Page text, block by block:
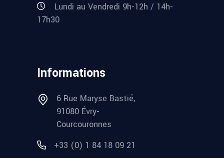
Lundi au Vendredi 9h-12h / 14h-
17h30
Informations
6 Rue Maryse Bastié,
91080 Évry-
Courcouronnes
+33 (0) 1 84 18 09 21